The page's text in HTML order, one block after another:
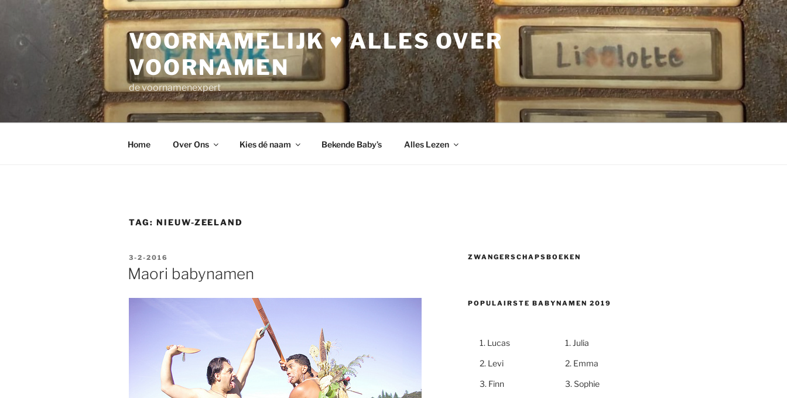
inhoud
VOORNAMELIJK ♥ ALLES OVER
VOORNAMEN
de voornamenexpert
Home Over Ons Kies dé naam Bekende Baby’s Alles Lezen
TAG: NIEUW-ZEELAND
GEPLAATST
OP
3-2-2016
Maori babynamen
ZWANGERSCHAPSBOEKEN
POPULAIRSTE BABYNAMEN 2019
Lucas
Levi
Finn
Julia
Emma
Sophie